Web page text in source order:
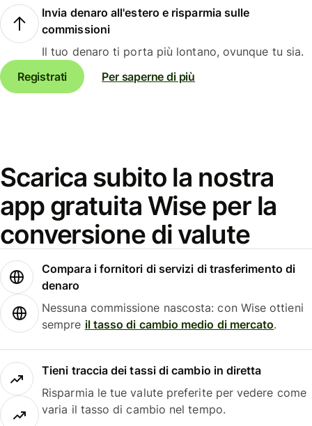
Invia denaro all'estero e risparmia sulle
commissioni
Il tuo denaro ti porta più lontano, ovunque tu sia.
Registrati
Per saperne di più
Scarica subito la nostra
app gratuita Wise per la
conversione di valute
Compara i fornitori di servizi di trasferimento di
denaro
Nessuna commissione nascosta: con Wise ottieni
sempre il tasso di cambio medio di mercato.
Tieni traccia dei tassi di cambio in diretta
Risparmia le tue valute preferite per vedere come
varia il tasso di cambio nel tempo.